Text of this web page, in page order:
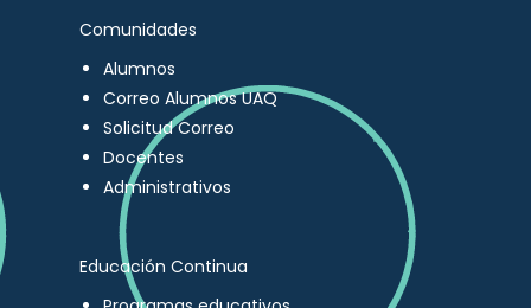
Comunidades
Alumnos
Correo Alumnos UAQ
Solicitud Correo
Docentes
Administrativos
Educación Continua